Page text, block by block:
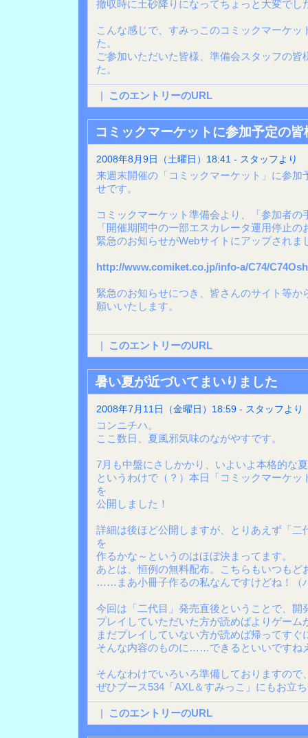
撤収時に土砂降りになってちょっと大変で
こんな感じで、すみっこのコミックマーケッ
た。
ご参加いただいた皆様、準備会スタッフの皆
た。
| このエントリーのURL
コミックマーケットに参加予定の
2008年8月9日（土曜日）18:41 - スタッフより
来週末開催の「コミックマーケット」に参加
せです。
コミックマーケット準備会より、「参加者
「開催期間中の一部エスカレータ運用停止
緊急のお知らせがWebサイトにアップされま
http://www.comiket.co.jp/info-a/C74/
緊急のお知らせにつき、皆さんのサイト等か
願いいたします。
| このエントリーのURL
暑い夏が近づいてまいりました
2008年7月11日（金曜日）18:59 - スタッフより
コンニチハ。
ここ数日、夏風邪気味のながやすです。
7月も中盤にさしかかり、いよいよ本格的な
というわけで（？）本日「コミックマーケッ
を
公開しました！
詳細は後ほど公開しますが、とりあえず「
を
作るかな～というのはほぼ決まってます。
あとは、恒例の無料配布。こちらもいつもど
……まあ小冊子作るの私なんですけどね！（
今回は「二代目」発売直後ということで、開
プレイしていただいた方が読めばよりゲーム
まだプレイしていない方が読めば帰ってすぐ
そんな内容のものに……できるといいですね
そんなわけでいろいろ準備しておりますので
ぜひブース534「AXL＆すみっこ」にもお立
| このエントリーのURL